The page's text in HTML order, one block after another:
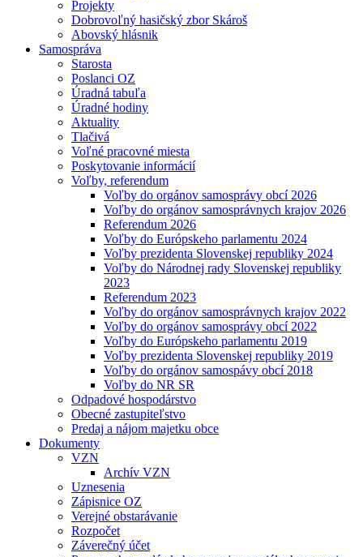
Projekty
Dobrovoľný hasičský zbor Skároš
Abovský hlásnik
Samospráva
Starosta
Poslanci OZ
Úradná tabuľa
Úradné hodiny
Aktuality
Tlačivá
Voľné pracovné miesta
Poskytovanie informácií
Voľby, referendum
Voľby do orgánov samosprávy obcí 2026
Voľby do orgánov samosprávnych krajov 2026
Referendum 2026
Voľby do Európskeho parlamentu 2024
Voľby prezidenta Slovenskej republiky 2024
Voľby do Národnej rady Slovenskej republiky
2023
Referendum 2023
Voľby do orgánov samosprávnych krajov 2022
Voľby do orgánov samosprávy obcí 2022
Voľby do Európskeho parlamentu 2019
Voľby prezidenta Slovenskej republiky 2019
Voľby do orgánov samospávy obcí 2018
Voľby do NR SR
Odpadové hospodárstvo
Obecné zastupiteľstvo
Predaj a nájom majetku obce
Dokumenty
VZN
Archív VZN
Uznesenia
Zápisnice OZ
Verejné obstarávanie
Rozpočet
Záverečný účet